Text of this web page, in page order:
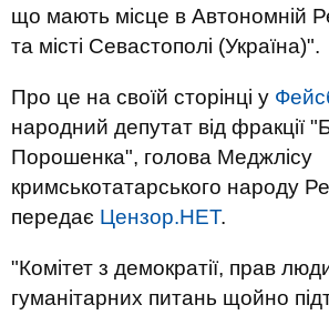
що мають місце в Автономній
та місті Севастополі (Україна)".
Про це на своїй сторінці у
народний депутат від фракції
Порошенка", голова Меджлісу
кримськотатарського народу
передає Цензор.НЕТ.
"Комітет з демократії, прав
гуманітарних питань щойно